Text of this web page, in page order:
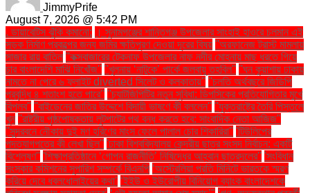
JimmyPrife
August 7, 2026 @ 5:42 PM
. ডায়াবেটিস ঝুঁকি কমানো:
। সুনামগঞ্জের শান্তিগঞ্জ উপজেলার সাংহাই হাওরে চলমান এই
সড়ক নির্মাণ প্রকল্পের জন্য জমির ক্ষতিপূরণ দেওয়া দূরের বিষয় ''অরফানেজ ট্রাস্ট মামলায়
সাজার রায় বাতিল ''কক্সবাজারের টেকনাফ উপজেলার নাফ নদীর মোহনায় মাছ ধরতে গিয়ে
চার বাংলাদেশি মাঝি নিখোঁজ'' ''খুলনায় ‘নাটুকে’ পার্কে জলবায়ু তহবিল'' ''ঘন কুয়াশায় ঢাকায়
নামতে না পেরে ৬ ফ্লাইট diverted সিলেট ও কলকাতায়'' ''চলতি অর্থবছরে জিডিপি
প্রবৃদ্ধি ৪ শতাংশ হতে পারে'' ''চ্যাটজিপিটির নতুন সুবিধা: ডিপসিকের প্রতিযোগিতার মুখে
বিপ্লব'' ''বাইডেনের জাতির উদ্দেশে বিদায়ী ভাষণে কী বললেন'' ''যুক্তরাষ্ট্রে তৈরি পিস্তলে
খুন ''রাষ্ট্রীয় পৃষ্ঠপোষকতায় লুটপাটের পথ বন্ধ করতে হবে: সাংবাদিক নেতা আজিজ"
''সুন্দরবনে নৌকায় দুই মণ হরিণের মাংস ফেলে পালাল চোর শিকারিরা'' 'টিউলিপের
পদত্যাগপত্রে কী লেখা ছিল'' 'ঢাকা বিশ্ববিদ্যালয় কেন্দ্রীয় ছাত্র সংসদ নির্বাচন: একটি
বিশ্লেষণ'' 'শিক্ষাপ্রতিষ্ঠানে ‘গোপন রাজনীতি’ নিষিদ্ধের আহ্বান ছাত্রদলের'' 'সংবিধান
সংস্কার কমিশনের সুপারিশ সম্পর্কে বিএনপি ‘অস্ট্রেলিয়া প্রতি মিনিটে ভারতকে স্মরণ
করিয়ে দেবে ধবলধোলাইয়ের কথা’ ‘ইইউ ও ইউরোপীয় বিনিয়োগ ব্যাংক বাংলাদেশকে